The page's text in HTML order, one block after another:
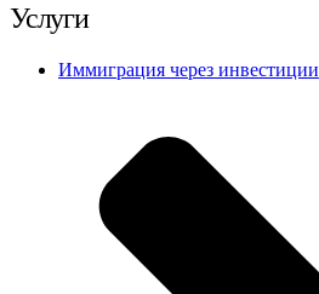
Услуги
Иммиграция через инвестиции